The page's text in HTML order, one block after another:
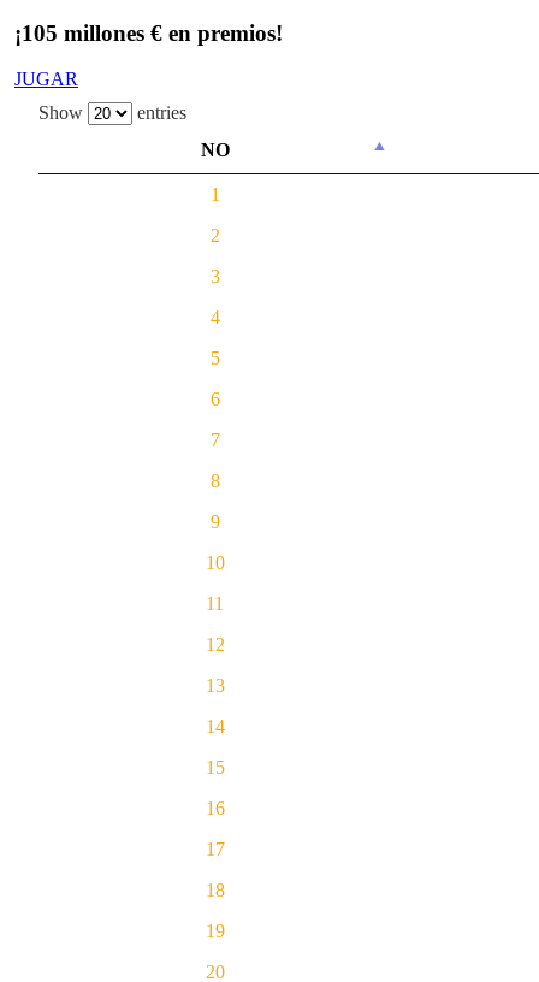
¡105 millones € en premios!
JUGAR
Show
entries
NO
1
2
3
4
5
6
7
8
9
10
11
12
13
14
15
16
17
18
19
20